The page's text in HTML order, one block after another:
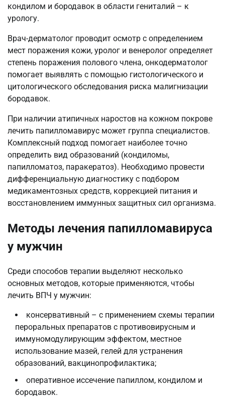
кондилом и бородавок в области гениталий – к
урологу.
Врач-дерматолог проводит осмотр с определением
мест поражения кожи, уролог и венеролог определяет
степень поражения полового члена, онкодерматолог
помогает выявлять с помощью гистологического и
цитологического обследования риска малигнизации
бородавок.
При наличии атипичных наростов на кожном покрове
лечить папилломавирус может группа специалистов.
Комплексный подход помогает наиболее точно
определить вид образований (кондиломы,
папилломатоз, паракератоз). Необходимо провести
дифференциальную диагностику с подбором
медикаментозных средств, коррекцией питания и
восстановлением иммунных защитных сил организма.
Методы лечения папилломавируса
у мужчин
Среди способов терапии выделяют несколько
основных методов, которые применяются, чтобы
лечить ВПЧ у мужчин:
консервативный – с применением схемы терапии
пероральных препаратов с противовирусным и
иммуномодулирующим эффектом, местное
использование мазей, гелей для устранения
образований, вакцинопрофилактика;
оперативное иссечение папиллом, кондилом и
бородавок.